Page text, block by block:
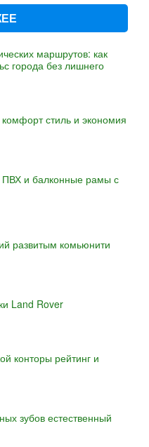
маршрутов: как
города без лишнего
стиль и экономия
ПВХ и балконные рамы с
развитым комьюнити
Land Rover
конторы рейтинг и
зубов естественный